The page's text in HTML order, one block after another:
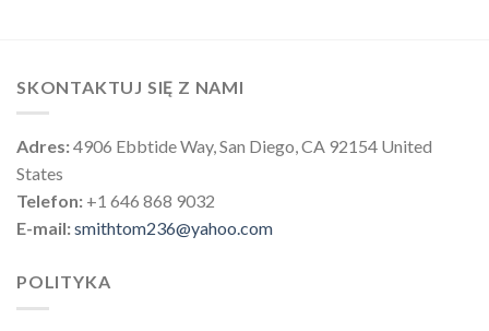
SKONTAKTUJ SIĘ Z NAMI
Adres:4906 Ebbtide Way, San Diego, CA 92154 United
States
Telefon: +1 646 868 9032
E-mail:smithtom236@yahoo.com
POLITYKA